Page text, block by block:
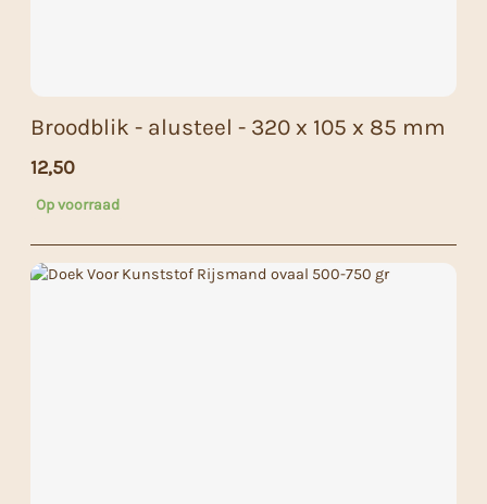
Broodblik - alusteel - 320 x 105 x 85 mm
12,50
Op voorraad